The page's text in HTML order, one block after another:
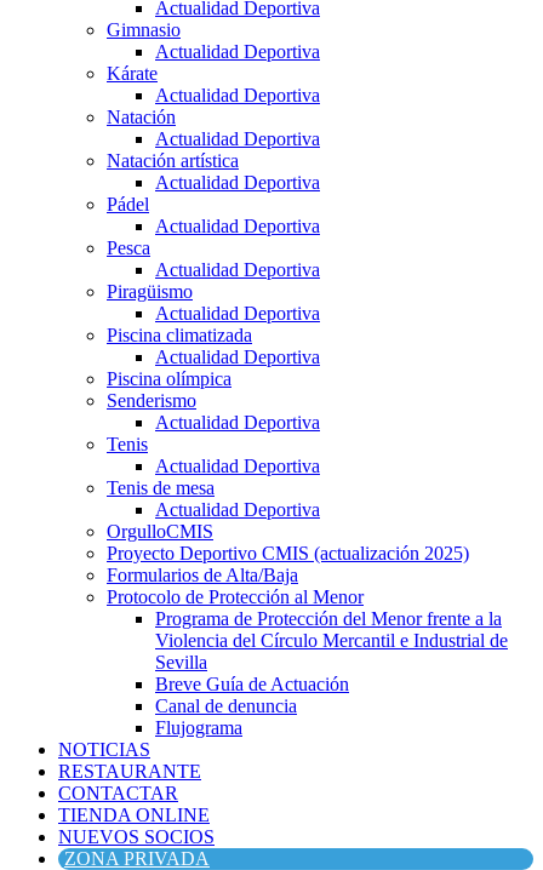
Actualidad Deportiva
Gimnasio
Actualidad Deportiva
Kárate
Actualidad Deportiva
Natación
Actualidad Deportiva
Natación artística
Actualidad Deportiva
Pádel
Actualidad Deportiva
Pesca
Actualidad Deportiva
Piragüismo
Actualidad Deportiva
Piscina climatizada
Actualidad Deportiva
Piscina olímpica
Senderismo
Actualidad Deportiva
Tenis
Actualidad Deportiva
Tenis de mesa
Actualidad Deportiva
OrgulloCMIS
Proyecto Deportivo CMIS (actualización 2025)
Formularios de Alta/Baja
Protocolo de Protección al Menor
Programa de Protección del Menor frente a la
Violencia del Círculo Mercantil e Industrial de
Sevilla
Breve Guía de Actuación
Canal de denuncia
Flujograma
NOTICIAS
RESTAURANTE
CONTACTAR
TIENDA ONLINE
NUEVOS SOCIOS
ZONA PRIVADA